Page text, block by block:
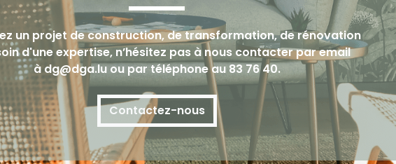
un projet de construction, de transformation, de rénovation
d'une expertise, n’hésitez pas à nous contacter par email
à dg@dga.lu ou par téléphone au 83 76 40.
Contactez-nous